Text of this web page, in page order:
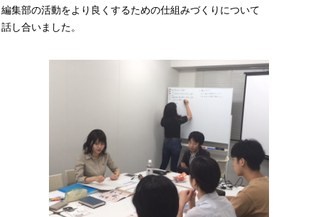
編集部の活動をより良くするための仕組みづくりについて
話し合いました。